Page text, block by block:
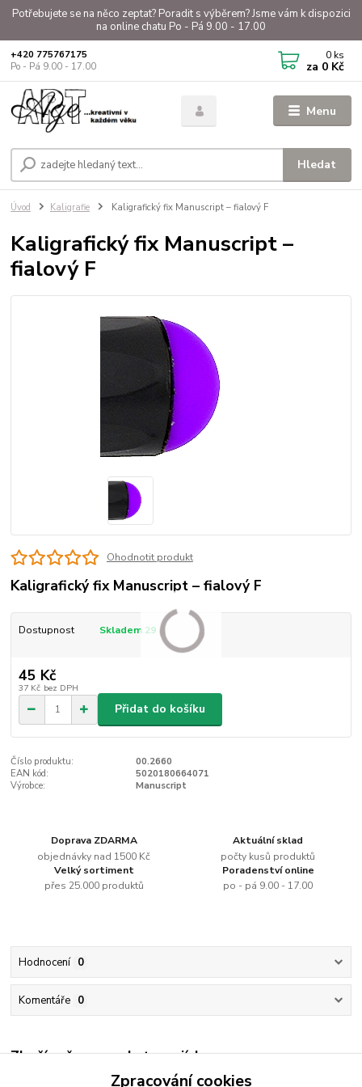
Potřebujete se na něco zeptat? Poradit s výběrem? Jsme vám k dispozici
na online chatu Po - Pá 9.00 - 17.00
Menu
Hledat
+420 775767175
Po - Pá 9.00 - 17.00
0 ks
za 0 Kč
Úvod Kaligrafie Kaligrafický fix Manuscript – fialový F
Kaligrafický fix Manuscript –
fialový F
Ohodnotit produkt
Kaligrafický fix Manuscript – fialový F
Dostupnost Skladem 29
45 Kč
37 Kč bez DPH
Přidat do košíku
Číslo produktu:
00.2660
EAN kód:
5020180664071
Výrobce:
Manuscript
Doprava ZDARMA
objednávky nad 1500 Kč
Aktuální sklad
počty kusů produktů
Velký sortiment
přes 25.000 produktů
Poradenství online
po - pá 9.00 - 17.00
Hodnocení 0
Komentáře 0
Zboží zařazeno v kategoriích
Zpracování cookies